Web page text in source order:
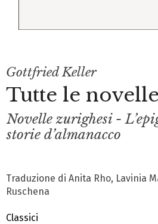
Gottfried Keller
Tutte le
Novelle zurighesi -
storie d’almanacco
Traduzione di Anita Rho, Lavinia
Ruschena
Classici